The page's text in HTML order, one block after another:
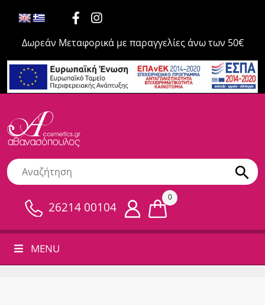
Δωρεάν Μεταφορικά με παραγγελίες άνω των 50€
26214 00104
0
MENU